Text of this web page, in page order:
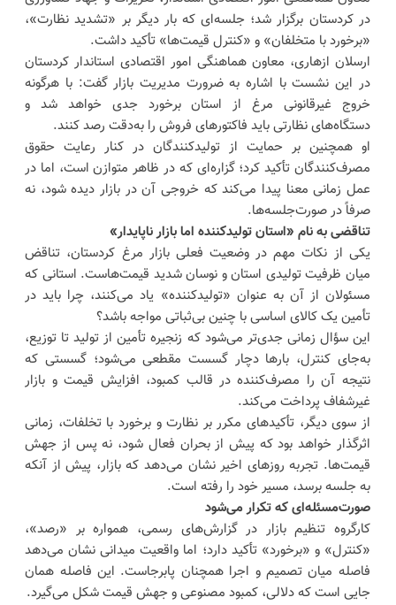
در کردستان برگزار شد؛ جلسه‌ای که بار دیگر بر «تشدید نظارت»،
«برخورد با متخلفان» و «کنترل قیمت‌ها» تأکید داشت.
ارسلان ازهاری، معاون هماهنگی امور اقتصادی استاندار کردستان
در این نشست با اشاره به ضرورت مدیریت بازار گفت: با هرگونه
خروج غیرقانونی مرغ از استان برخورد جدی خواهد شد و
دستگاه‌های نظارتی باید فاکتورهای فروش را به‌دقت رصد کنند.
او همچنین بر حمایت از تولیدکنندگان در کنار رعایت حقوق
مصرف‌کنندگان تأکید کرد؛ گزاره‌ای که در ظاهر متوازن است، اما در
عمل زمانی معنا پیدا می‌کند که خروجی آن در بازار دیده شود، نه
صرفاً در صورت‌جلسه‌ها.
تناقضی به نام «استان تولیدکننده اما بازار ناپایدار»
یکی از نکات مهم در وضعیت فعلی بازار مرغ کردستان، تناقض
میان ظرفیت تولیدی استان و نوسان شدید قیمت‌هاست. استانی که
مسئولان از آن به عنوان «تولیدکننده» یاد می‌کنند، چرا باید در
تأمین یک کالای اساسی با چنین بی‌ثباتی مواجه باشد؟
این سؤال زمانی جدی‌تر می‌شود که زنجیره تأمین از تولید تا توزیع،
به‌جای کنترل، بارها دچار گسست مقطعی می‌شود؛ گسستی که
نتیجه آن را مصرف‌کننده در قالب کمبود، افزایش قیمت و بازار
غیرشفاف پرداخت می‌کند.
از سوی دیگر، تأکیدهای مکرر بر نظارت و برخورد با تخلفات، زمانی
اثرگذار خواهد بود که پیش از بحران فعال شود، نه پس از جهش
قیمت‌ها. تجربه روزهای اخیر نشان می‌دهد که بازار، پیش از آنکه
به جلسه برسد، مسیر خود را رفته است.
صورت‌مسئله‌ای که تکرار می‌شود
کارگروه تنظیم بازار در گزارش‌های رسمی، همواره بر «رصد»،
«کنترل» و «برخورد» تأکید دارد؛ اما واقعیت میدانی نشان می‌دهد
فاصله میان تصمیم و اجرا همچنان پابرجاست. این فاصله همان
جایی است که دلالی، کمبود مصنوعی و جهش قیمت شکل می‌گیرد.